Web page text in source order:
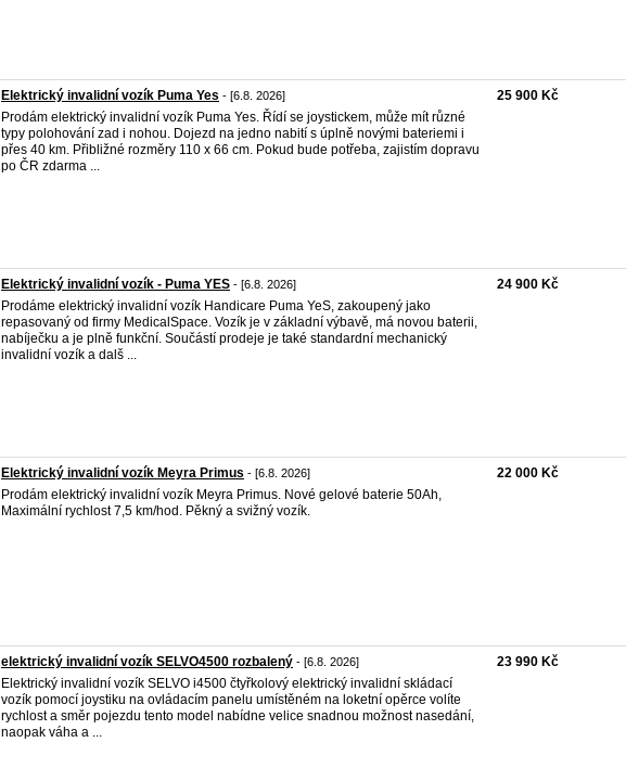
Elektrický invalidní vozík Puma Yes - [6.8. 2026]
Prodám elektrický invalidní vozík Puma Yes. Řídí se joystickem, může mít různé
typy polohování zad i nohou. Dojezd na jedno nabití s úplně novými bateriemi i
přes 40 km. Přibližné rozměry 110 x 66 cm. Pokud bude potřeba, zajistím dopravu
po ČR zdarma ...
25 900 Kč
Elektrický invalidní vozík - Puma YES - [6.8. 2026]
Prodáme elektrický invalidní vozík Handicare Puma YeS, zakoupený jako
repasovaný od firmy MedicalSpace. Vozík je v základní výbavě, má novou baterii,
nabíječku a je plně funkční. Součástí prodeje je také standardní mechanický
invalidní vozík a dalš ...
24 900 Kč
Elektrický invalidní vozík Meyra Primus - [6.8. 2026]
Prodám elektrický invalidní vozík Meyra Primus. Nové gelové baterie 50Ah,
Maximální rychlost 7,5 km/hod. Pěkný a svižný vozík.
22 000 Kč
elektrický invalidní vozík SELVO4500 rozbalený - [6.8. 2026]
Elektrický invalidní vozík SELVO i4500 čtyřkolový elektrický invalidní skládací
vozík pomocí joystiku na ovládacím panelu umístěném na loketní opěrce volíte
rychlost a směr pojezdu tento model nabídne velice snadnou možnost nasedání,
naopak váha a ...
23 990 Kč